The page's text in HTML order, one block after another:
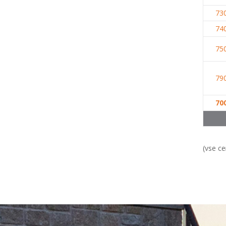
Enodružinska stanovanjska hiša s
poklicnimi prostori (K+P, 350 m2), S.S
(vse